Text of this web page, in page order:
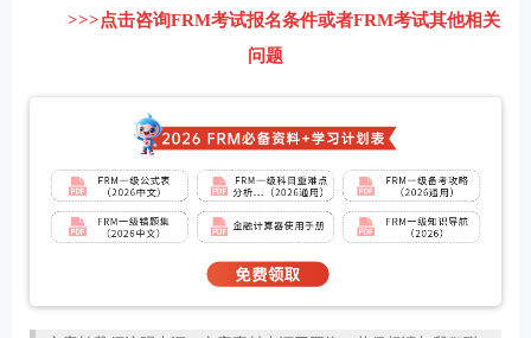
>>>点击咨询FRM考试报名条件或者FRM考试其他相关
问题